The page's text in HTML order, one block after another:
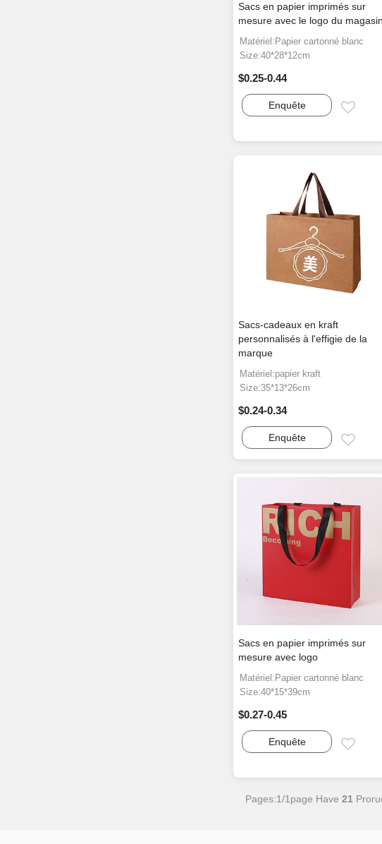
Sacs en papier imprimés sur
mesure avec le logo du magasin
Matériel:Papier cartonné blanc
Size:40*28*12cm
$0.25-0.44
Enquête
Sacs-cadeaux en kraft
personnalisés à l'effigie de la
marque
Matériel:papier kraft
Size:35*13*26cm
$0.24-0.34
Enquête
Sacs en papier imprimés sur
mesure avec logo
Matériel:Papier cartonné blanc
Size:40*15*39cm
$0.27-0.45
Enquête
Pages:1/1page Have21